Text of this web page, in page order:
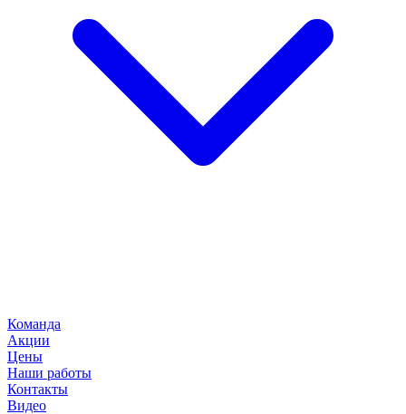
Команда
Акции
Цены
Наши работы
Контакты
Видео